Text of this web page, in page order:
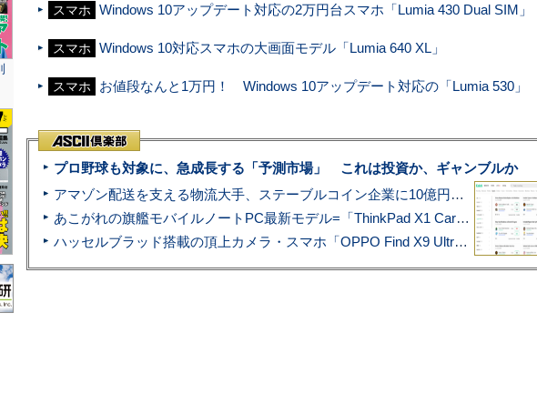
スマホ Windows 10アップデート対応の2万円台スマホ「Lumia 430 Dual SIM」
スマホ Windows 10対応スマホの大画面モデル「Lumia 640 XL」
スマホ お値段なんと1万円！ Windows 10アップデート対応の「Lumia 530」
プロ野球も対象に、急成長する「予測市場」 これは投資か、ギャンブルか
アマゾン配送を支える物流大手、ステーブルコイン企業に10億円投資のワケ
あこがれの旗艦モバイルノートPC最新モデル=「ThinkPad X1 Carbon Gen 14 Aura Edition」実機レビュー
ハッセルブラッド搭載の頂上カメラ・スマホ「OPPO Find X9 Ultra」実写レビュー=プロが本気で徹底撮影しました!!